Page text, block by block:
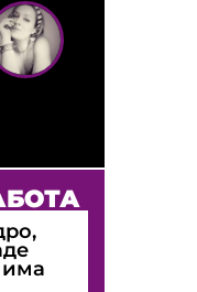
има